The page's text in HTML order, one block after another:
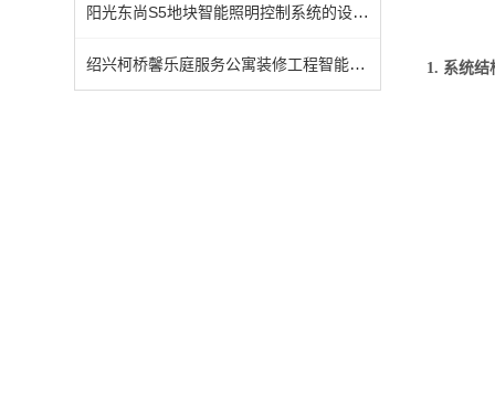
阳光东尚S5地块智能照明控制系统的设计和应用
绍兴柯桥馨乐庭服务公寓装修工程智能照明控制系统的设计和应用 1. 系统结